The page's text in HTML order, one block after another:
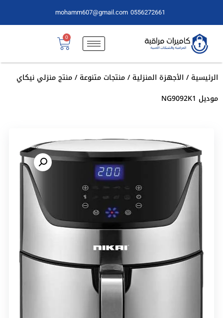
0556272661
mohamm607@gmail.com
0
الرئيسية/ الأجهزة المنزلية/منتجات متنوعة/ منتج منزلي نيكاي
موديل NG9092K1